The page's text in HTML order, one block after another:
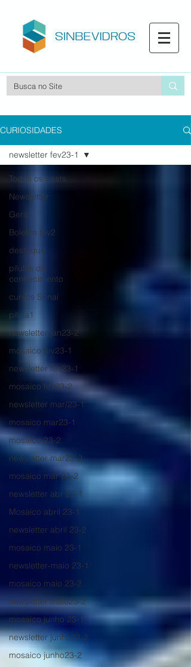
CURIOSIDADES
Todos os posts
Newsletter
Geral
Boletim fev2
destaque
pílulas do
conhecimento
cursos Senai
pilula1
newsletter jan23-2
mosaico fev23-1
newsletter fev23-1
mosaico fev23-2
newsletter mar/23-1
mosaico mar23-1
mosaico 23-2
newsletter mar23-2
mosaico mar 23-2
newsletter abr 23-1
Mosaico abril 23-1
newsletter abril 23-2
mosaico maio 23-1
newsletter-maio 23-1
mosaico maio 23-2
newsletter maio23-2
mosaico junho 23-1
newsletter junho23-2
mosaico junho23-2
newsletter fev23-1